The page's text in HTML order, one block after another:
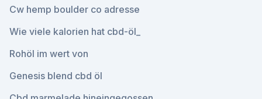
Cw hemp boulder co adresse
Wie viele kalorien hat cbd-öl_
Rohöl im wert von
Genesis blend cbd öl